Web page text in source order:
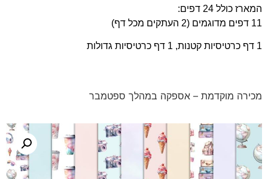
המארז כולל 24 דפים:
11 דפים מדוגמים (2 העתקים מכל דף)
1 דף כרטיסיות קטנות, 1 דף כרטיסיות גדולות
מכירה מוקדמת – אספקה במהלך ספטמבר